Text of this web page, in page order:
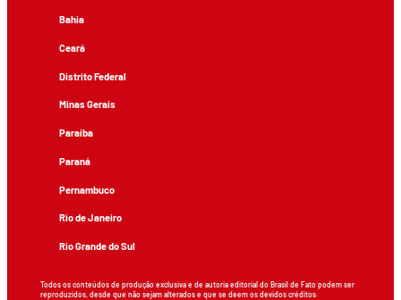
Bahia
Ceará
Distrito Federal
Minas Gerais
Paraíba
Paraná
Pernambuco
Rio de Janeiro
Rio Grande do Sul
Todos os conteúdos de produção exclusiva e de autoria editorial do Brasil de Fato podem ser
reproduzidos, desde que não sejam alterados e que se deem os devidos créditos.